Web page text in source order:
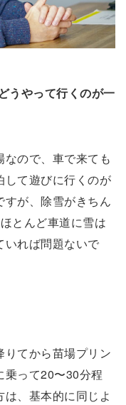
うやって行くのが一
ので、車で来ても
して遊びに行くのが
が、除雪がきちん
とんど車道に雪は
いれば問題ないで
りてから苗場プリン
乗って20〜30分程
、基本的に同じよ